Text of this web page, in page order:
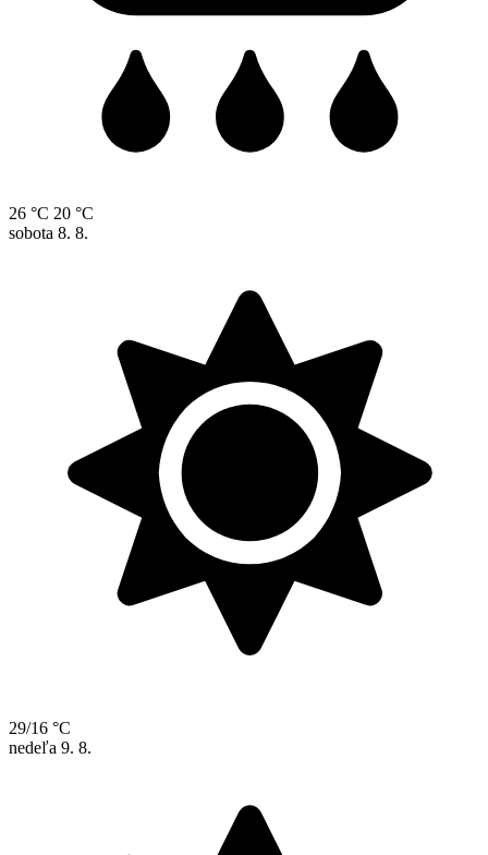
26 °C 20 °C
sobota 8. 8.
29/16 °C
nedeľa 9. 8.